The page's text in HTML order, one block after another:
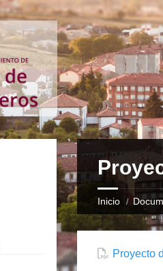
Inicio
Proyecto